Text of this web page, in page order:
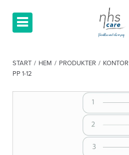
START / HEM / PRODUKTER / KONTOR
PP 1-12